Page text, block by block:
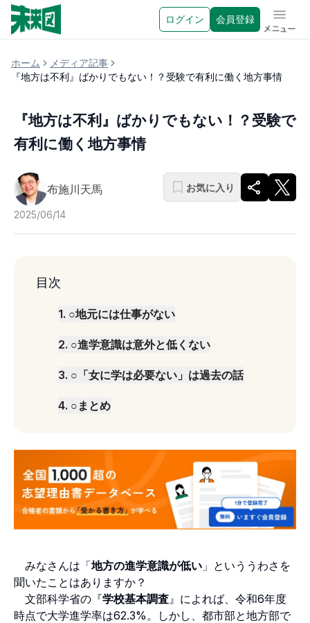
ログイン 会員登録 メニュ
ホーム
メディア記事
『地方は不利』ばかりでもない！？受験で有利に働く地方事情
『地方は不利』ばかりでもない！？受験で
有利に働く地方事情
布施川天馬
2025/06/14
お気に入り
目次
1. ○地元には仕事がない
2. ○進学意識は意外と低くない
3. ○「女に学は必要ない」は過去の話
4. ○まとめ
みなさんは「地方の進学意識が低い 」といううわさを
聞いたことはありますか？
文部科学省の『学校基本調査 』によれば、令和6年度
時点で大学進学率は62.3%。しかし、都市部と地方部で